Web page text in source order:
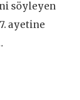
söyleyen
ayetine